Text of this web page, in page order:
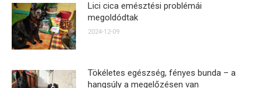
Lici cica emésztési problémái
megoldódtak
2024-12-09
Tökéletes egészség, fényes bunda – a
hangsúly a megelőzésen van